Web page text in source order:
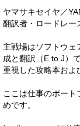
ヤマサキセイヤ／
翻訳者・ロードレー
主戦場はソフトウ
成と翻訳（E to J）
重視した攻略本およ
ここは仕事のポー
めです。